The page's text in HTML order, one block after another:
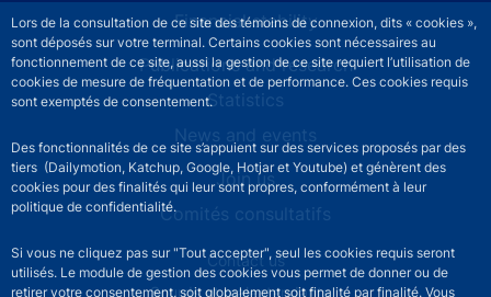
Lors de la consultation de ce site des témoins de connexion, dits « cookies »,
sont déposés sur votre terminal. Certains cookies sont nécessaires au
fonctionnement de ce site, aussi la gestion de ce site requiert l’utilisation de
cookies de mesure de fréquentation et de performance. Ces cookies requis
sont exemptés de consentement.
Des fonctionnalités de ce site s’appuient sur des services proposés par des
tiers (Dailymotion, Katchup, Google, Hotjar et Youtube) et génèrent des
cookies pour des finalités qui leur sont propres, conformément à leur
politique de confidentialité.
Si vous ne cliquez pas sur "Tout accepter", seul les cookies requis seront
utilisés. Le module de gestion des cookies vous permet de donner ou de
retirer votre consentement, soit globalement soit finalité par finalité. Vous
Financial stability
Publications and research
Statistics
News and events
Join us
Comités consultatifs
Footer secondary menuContact us
Sourds et malentendants